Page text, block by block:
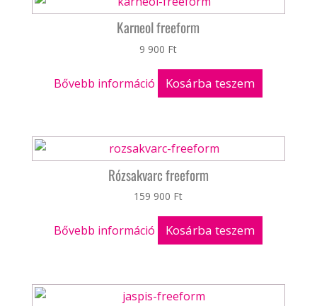
Karneol freeform
9 900 Ft
Bővebb információ Kosárba teszem
Rózsakvarc freeform
159 900 Ft
Bővebb információ Kosárba teszem